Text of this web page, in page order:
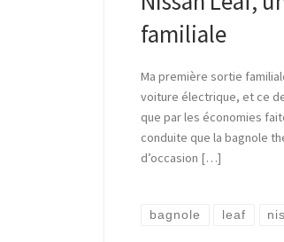
familiale
Ma première sortie
voiture électrique, et ce
que par les économies
conduite que la bagnole
d’occasion […]
bagnole leaf